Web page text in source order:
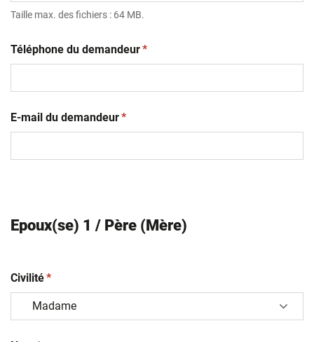
Taille max. des fichiers : 64 MB.
Téléphone du demandeur(obligatoire)
*
E-mail du demandeur(obligatoire)
*
Epoux(se) 1 / Père (Mère)
Civilité(obligatoire)
*